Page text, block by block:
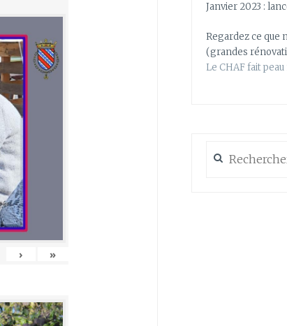
› »
Janvier 2023 :
Regardez ce que
(grandes
Le CHAF fait peau